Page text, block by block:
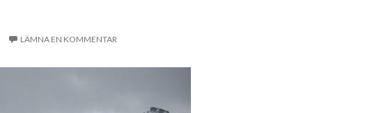
LÄMNA EN KOMMENTAR